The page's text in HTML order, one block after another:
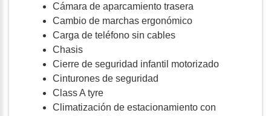
Cámara de aparcamiento trasera
Cambio de marchas ergonómico
Carga de teléfono sin cables
Chasis
Cierre de seguridad infantil motorizado
Cinturones de seguridad
Class A tyre
Climatización de estacionamiento con